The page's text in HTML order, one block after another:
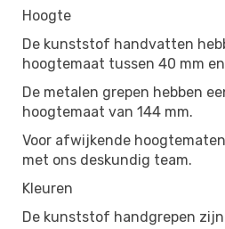
Hoogte
De kunststof handvatten
hoogtemaat tussen 40 mm
De metalen grepen hebben
hoogtemaat van 144 mm.
Voor afwijkende
met ons deskundig team.
Kleuren
De kunststof handgrepen